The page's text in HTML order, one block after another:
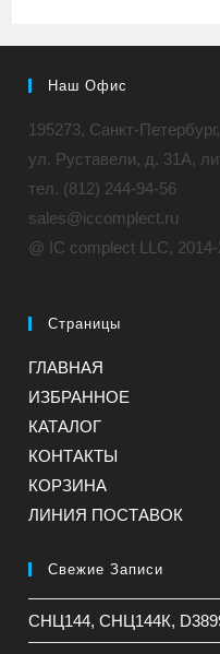
Наш Офис
195273, Санкт-Петербург,
ул. Руставели, д. 31A,
тел. (812) 244-94-56
sales@iccomplect.ru
@ IC complect LLC, 2014-
Страницы
ГЛАВНАЯ
ИЗБРАННОЕ
КАТАЛОГ
КОНТАКТЫ
КОРЗИНА
ЛИНИЯ ПОСТАВОК
Свежие Записи
СНЦ144, СНЦ144К,